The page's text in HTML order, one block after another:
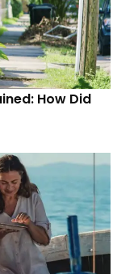
How Did